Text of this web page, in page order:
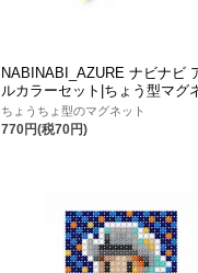
NABINABI_AZURE ナビナビ
ルカラーセット|ちょう型マグ
ちょうちょ型のマグネット
770円(税70円)